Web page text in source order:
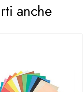
anche